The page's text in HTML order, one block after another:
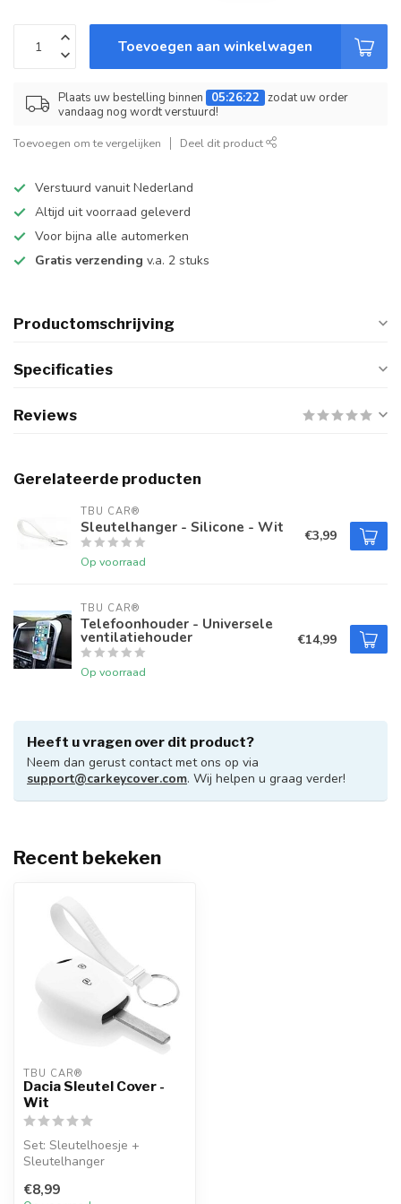
Toevoegen aan winkelwagen
Plaats uw bestelling binnen 05:26:22 zodat uw order
vandaag nog wordt verstuurd!
Toevoegen om te vergelijken Deel dit product
Verstuurd vanuit Nederland
Altijd uit voorraad geleverd
Voor bijna alle automerken
Gratis verzending v.a. 2 stuks
Productomschrijving
Specificaties
Reviews
Gerelateerde producten
TBU CAR®
Sleutelhanger - Silicone - Wit
Op voorraad
€3,99
TBU CAR®
Telefoonhouder - Universele
ventilatiehouder
Op voorraad
€14,99
Heeft u vragen over dit product?
Neem dan gerust contact met ons op via
support@carkeycover.com. Wij helpen u graag verder!
Recent bekeken
TBU CAR®
Dacia Sleutel Cover -
Wit
Set: Sleutelhoesje +
Sleutelhanger
€8,99